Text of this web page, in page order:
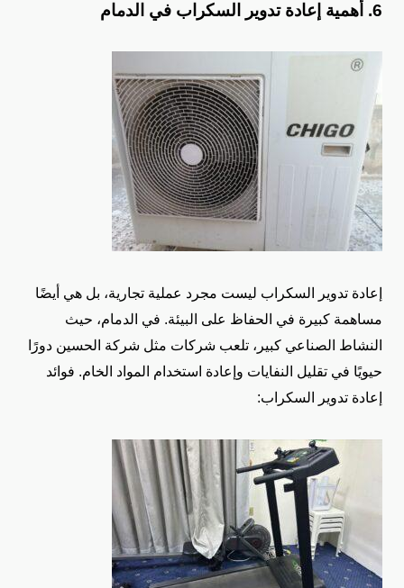
6. أهمية إعادة تدوير السكراب في الدمام
إعادة تدوير السكراب ليست مجرد عملية تجارية، بل هي أيضًا
مساهمة كبيرة في الحفاظ على البيئة. في الدمام، حيث
النشاط الصناعي كبير، تلعب شركات مثل شركة الحسين دورًا
حيويًا في تقليل النفايات وإعادة استخدام المواد الخام. فوائد
إعادة تدوير السكراب: